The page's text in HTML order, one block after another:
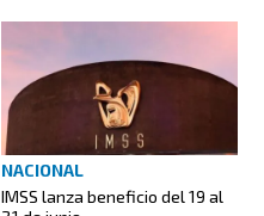
NACIONAL
IMSS lanza beneficio del 19 al